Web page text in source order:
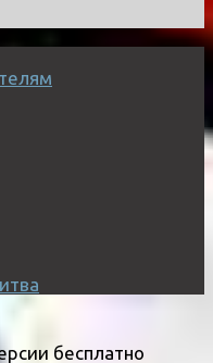
бесплатно